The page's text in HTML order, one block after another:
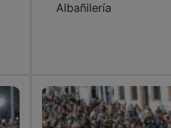
Albañilería